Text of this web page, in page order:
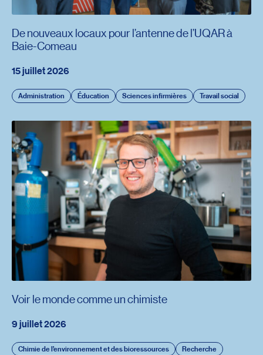
15 juillet 2026
Administration Éducation Sciences infirmières Travail social
De nouveaux locaux pour l’antenne de l’UQAR à
Baie-Comeau
9 juillet 2026
Chimie de l’environnement et des bioressources Recherche
Voir le monde comme un chimiste